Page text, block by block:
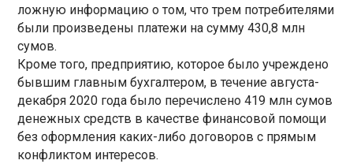
ложную информацию о том, что трем потребителями
были произведены платежи на сумму 430,8 млн
сумов.
Кроме того, предприятию, которое было учреждено
бывшим главным бухгалтером, в течение августа-
декабря 2020 года было перечислено 419 млн сумов
денежных средств в качестве финансовой помощи
без оформления каких-либо договоров с прямым
конфликтом интересов.